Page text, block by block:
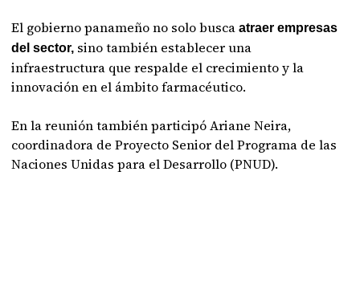
El gobierno panameño no solo buscaatraer empresas
del sector, sino también establecer una
infraestructura que respalde el crecimiento y la
innovación en el ámbito farmacéutico.
En la reunión también participó Ariane Neira,
coordinadora de Proyecto Senior del Programa de las
Naciones Unidas para el Desarrollo (PNUD).